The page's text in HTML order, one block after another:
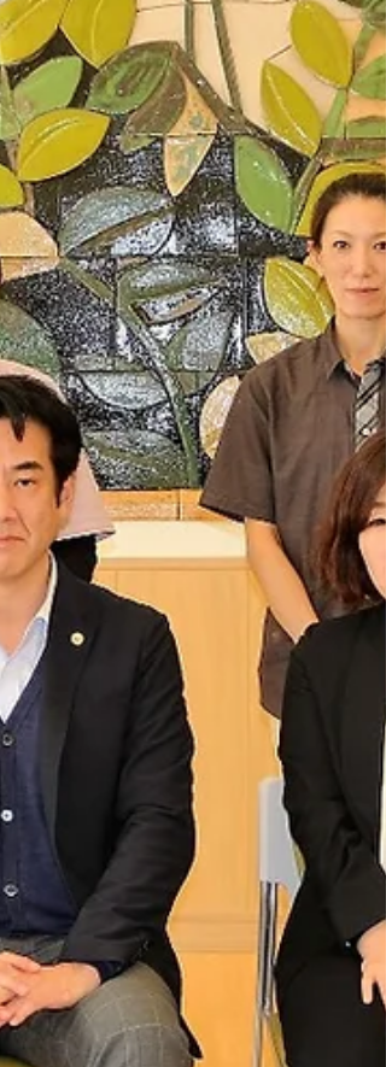
です。...